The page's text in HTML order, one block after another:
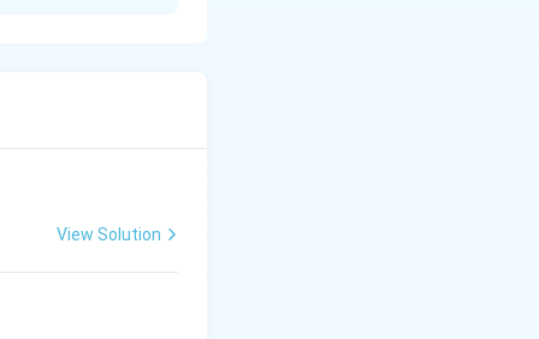
शंका को दूर करने
आपकी वीरता पर
पुनः जाग्रत
View Solution